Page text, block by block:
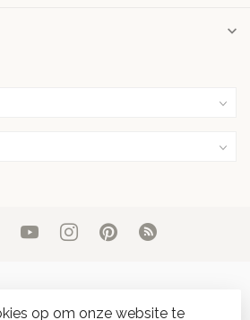
op om onze website te